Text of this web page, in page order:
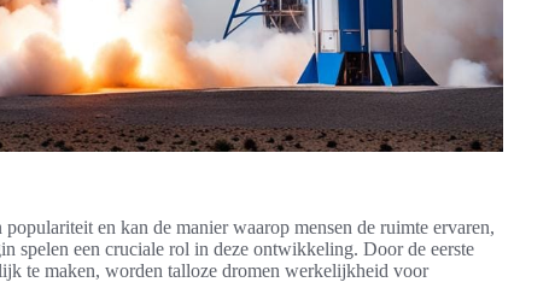
populariteit en kan de manier waarop mensen de ruimte ervaren,
spelen een cruciale rol in deze ontwikkeling. Door de eerste
te maken, worden talloze dromen werkelijkheid voor